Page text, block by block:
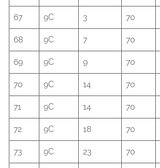
67 9C 3 70
68 9C 7 70
69 9C 9 70
70 9C 14 70
71 9C 14 70
72 9C 18 70
73 9C 23 70